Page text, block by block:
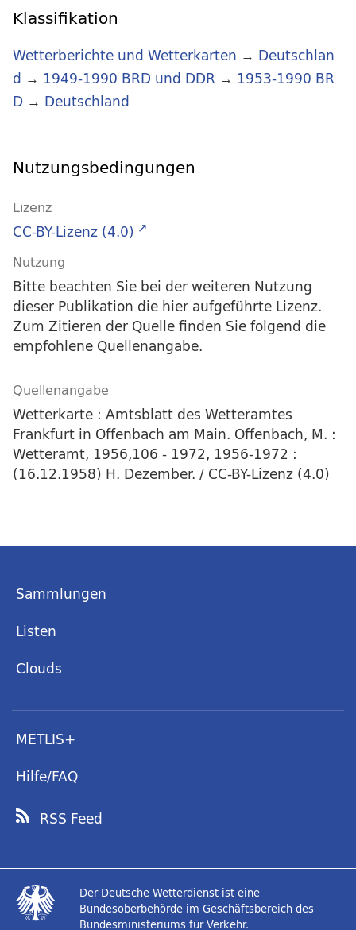
Klassifikation
Wetterberichte und Wetterkarten → Deutschlan
d → 1949-1990 BRD und DDR → 1953-1990 BR
D → Deutschland
Nutzungsbedingungen
Lizenz
CC-BY-Lizenz (4.0)
Nutzung
Bitte beachten Sie bei der weiteren Nutzung
dieser Publikation die hier aufgeführte Lizenz.
Zum Zitieren der Quelle finden Sie folgend die
empfohlene Quellenangabe.
Quellenangabe
Wetterkarte : Amtsblatt des Wetteramtes
Frankfurt in Offenbach am Main. Offenbach, M. :
Wetteramt, 1956,106 - 1972, 1956-1972 :
(16.12.1958) H. Dezember. / CC-BY-Lizenz (4.0)
Sammlungen
Listen
Clouds
METLIS+
Hilfe/FAQ
RSS Feed
Der Deutsche Wetterdienst ist eine
Bundesoberbehörde im Geschäftsbereich des
Bundesministeriums für Verkehr.